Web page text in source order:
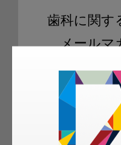
歯科に関す
メールマ
ご登録いただ
科衛生士、歯